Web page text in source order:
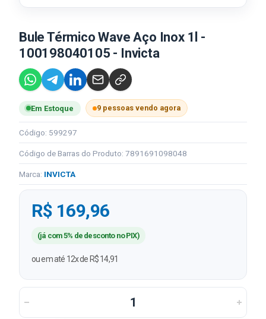
Bule Térmico Wave Aço Inox 1l -
100198040105 - Invicta
Em Estoque 9 pessoas vendo agora
Código: 599297
Código de Barras do Produto: 7891691098048
Marca: INVICTA
R$ 169,96
(já com 5% de desconto no PIX)
ou em até 12x de R$ 14,91